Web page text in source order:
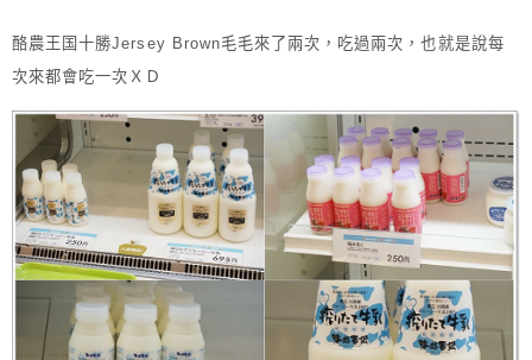
酪農王国十勝Jersey Brown毛毛來了兩次，吃過兩次，也就是說每
次來都會吃一次ＸＤ